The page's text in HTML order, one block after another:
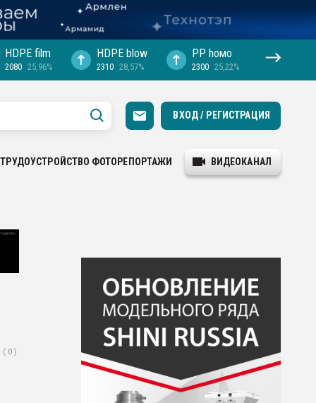
HDPE film
2080 25,96%
HDPE blow
2310 28,57%
PP hомо
2300 25,22%
ВХОД / РЕГИСТРАЦИЯ
ТРУДОУСТРОЙСТВО ФОТОРЕПОРТАЖИ ВИДЕОКАНАЛ
( 0 )